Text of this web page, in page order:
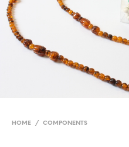
HOME / COMPONENTS